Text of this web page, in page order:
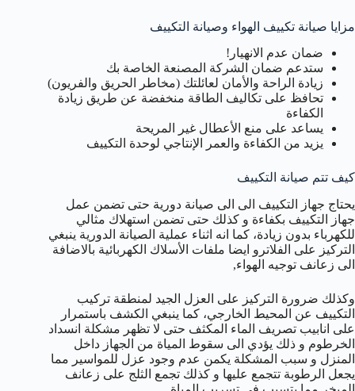
مزايا صيانة تكييف الهواء وصيانة التكييف
ضمان عدم الانهيار!
ستدعم ضمان الشركة المصنعة الخاصة بك
زيادة الراحة والأمان لعائلتك (مخاطر الحريق والفريون)
تحافظ على تكاليف الطاقة منخفضة عن طريق زيادة
الكفاءة
يساعد على منع الأعطال غير المريحة
يزيد من الكفاءة والعمر الإنتاجي لوحدة التكييف
كيف تتم صيانة التكييف
يحتاج جهاز التكييف الى الى صيانة دورية حتى تضمن عمل
جهاز التكييف بكفاءة و كذلك حتى تضمن استهلاك مثالي
للكهرباء بدون زيادة، كما انه اثناء عملية الصيانة الدورية ينبغي
التركيز على الفلاترو ايضا ملفات الأسلاك الكهربائية بالاضافة
الى زعانف توجيه الهواء,
وكذلك ضرورة التركيز على العزل الجيد لمنطقة تركيب
التكييف عن المحيط الخارجي، كما ينبغي الكشف باستمرار
على انابيب تصريف الماء المكثف حتى لا تظهر مشكلة انسداد
الخرطوم و ذلك يؤدي الى سقوط المياة من الجهاز داخل
المنزل و سبب المشكلة يكمن عدم وجود عزل للمواسير مما
يجعل الرطوبة تتجمع عليها و كذلك تجمع الثلج على زعانف